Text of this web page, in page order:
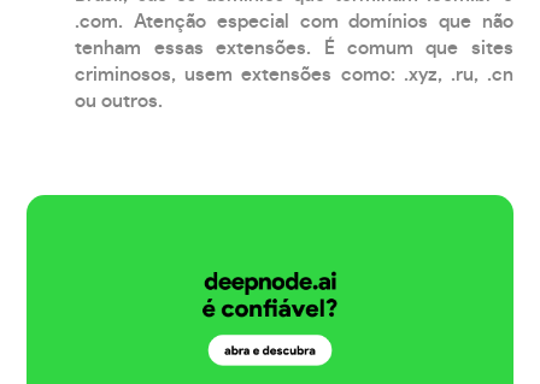
.com. Atenção especial com domínios que não
tenham essas extensões. É comum que sites
criminosos, usem extensões como: .xyz, .ru, .cn
ou outros.